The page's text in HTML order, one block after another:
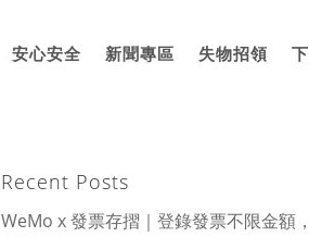
安心安全 新聞專區 失物招領
Recent Posts
WeMo x 發票存摺｜登錄發票不限金額